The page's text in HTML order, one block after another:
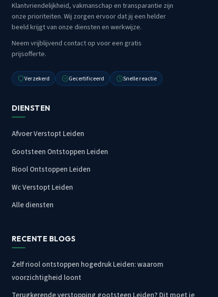
Klantvriendelijkheid, vakmanschap en transparantie zijn
onze prioriteiten. Wij zorgen ervoor dat jij een helder
beeld krijgt van onze diensten en werkwijze.
Neem vrijblijvend contact op voor een gratis
prijsofferte.
Verzekerd Gecertificeerd Snelle reactie
DIENSTEN
Afvoer Verstopt Leiden
Gootsteen Ontstoppen Leiden
Riool Ontstoppen Leiden
Wc Verstopt Leiden
Alle diensten
RECENTE BLOGS
Zelf riool ontstoppen hogedruk Leiden: waarom
voorzichtigheid loont